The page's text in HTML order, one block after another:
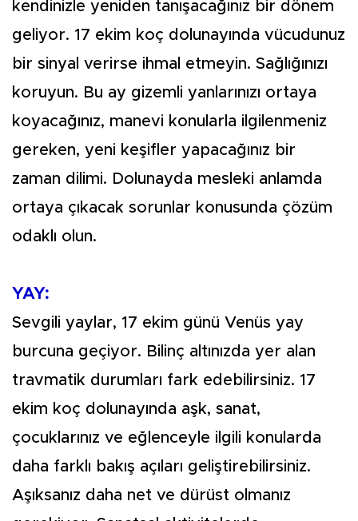
kendinizle yeniden tanışacağınız bir dönem
geliyor. 17 ekim koç dolunayında vücudunuz
bir sinyal verirse ihmal etmeyin. Sağlığınızı
koruyun. Bu ay gizemli yanlarınızı ortaya
koyacağınız, manevi konularla ilgilenmeniz
gereken, yeni keşifler yapacağınız bir
zaman dilimi. Dolunayda mesleki anlamda
ortaya çıkacak sorunlar konusunda çözüm
odaklı olun.
YAY:
Sevgili yaylar, 17 ekim günü Venüs yay
burcuna geçiyor. Bilinç altınızda yer alan
travmatik durumları fark edebilirsiniz. 17
ekim koç dolunayında aşk, sanat,
çocuklarınız ve eğlenceyle ilgili konularda
daha farklı bakış açıları geliştirebilirsiniz.
Aşıksanız daha net ve dürüst olmanız